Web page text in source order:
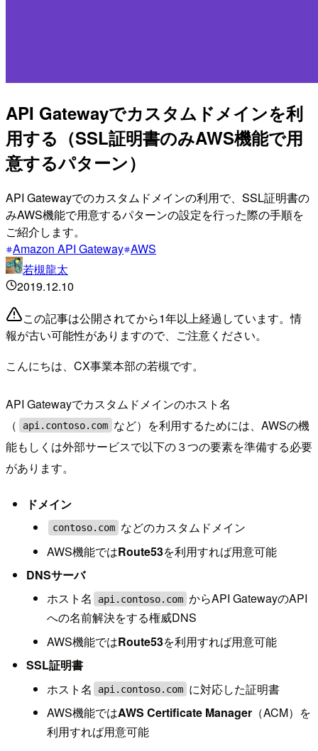
API Gatewayでカスタムドメインを利
用する（SSL証明書のみAWS機能で用
意するパターン）
API Gatewayでのカスタムドメインの利用で、SSL証明書の
みAWS機能で用意するパターンの設定を行った際の手順を
ご紹介します。
Amazon API Gateway AWS
若槻龍太
2019.12.10
この記事は公開されてから1年以上経過しています。情
報が古い可能性がありますので、ご注意ください。
こんにちは、CX事業本部の若槻です。
API Gatewayでカスタムドメインのホスト名
（
api.contoso.com など）を利用するためには、AWSの機
能もしくは外部サービスで以下の３つの要素を準備する必要
があります。
ドメイン
contoso.com などのカスタムドメイン
AWS機能ではRoute53を利用すれば用意可能
DNSサーバ
ホスト名
api.contoso.com からAPI GatewayのAPI
への名前解決をする権威DNS
AWS機能ではRoute53を利用すれば用意可能
SSL証明書
ホスト名
api.contoso.com に対応した証明書
AWS機能ではAWS Certificate Manager（ACM）を
利用すれば用意可能